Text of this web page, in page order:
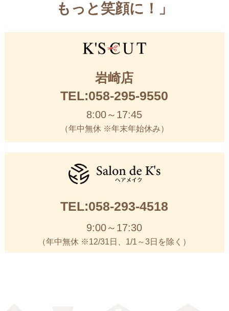
もっと笑顔に！」
岩崎店
TEL:058-295-9550
8:00～17:45
（年中無休 ※年末年始休み）
TEL:058-293-4518
9:00～17:30
（年中無休 ※12/31日、1/1～3日を除く）